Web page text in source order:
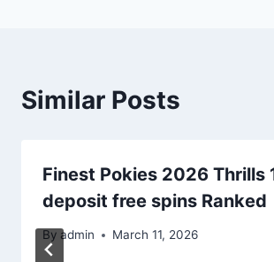
Similar Posts
Finest Pokies 2026 Thrills
deposit free spins Ranked
By admin March 11, 2026